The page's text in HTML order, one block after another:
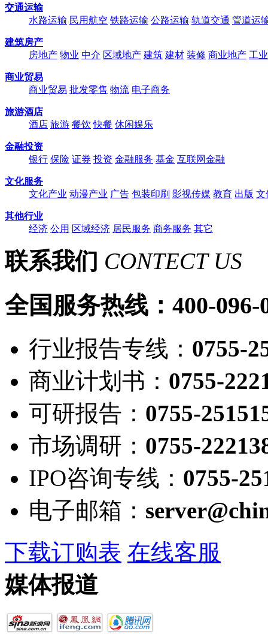
交通运输
水路运输 民用航空 铁路运输 公路运输 轨道交通 管道运
建筑房产
房地产 物业 中介 区域地产 建筑 建材 装修 商业地产 工
商业贸易
商业贸易 批发零售 物流 电子商务
旅游酒店
酒店 旅游 餐饮 快餐 休闲娱乐
金融投资
银行 保险 证券 投资 金融服务 基金 互联网金融
文化服务
文化产业 动漫产业 广告 包装印刷 影视传媒 教育 出版 文
其他行业
经济 公用 区域经济 居民服务 商务服务 其它
联系我们 CONTECT US
全国服务热线： 400-096-
行业报告专线： 0755-
商业计划书： 0755-
可研报告： 0755-
市场调研： 0755-
IPO咨询专线： 0755-
电子邮箱：
下载订购表 在线客服
媒体报道